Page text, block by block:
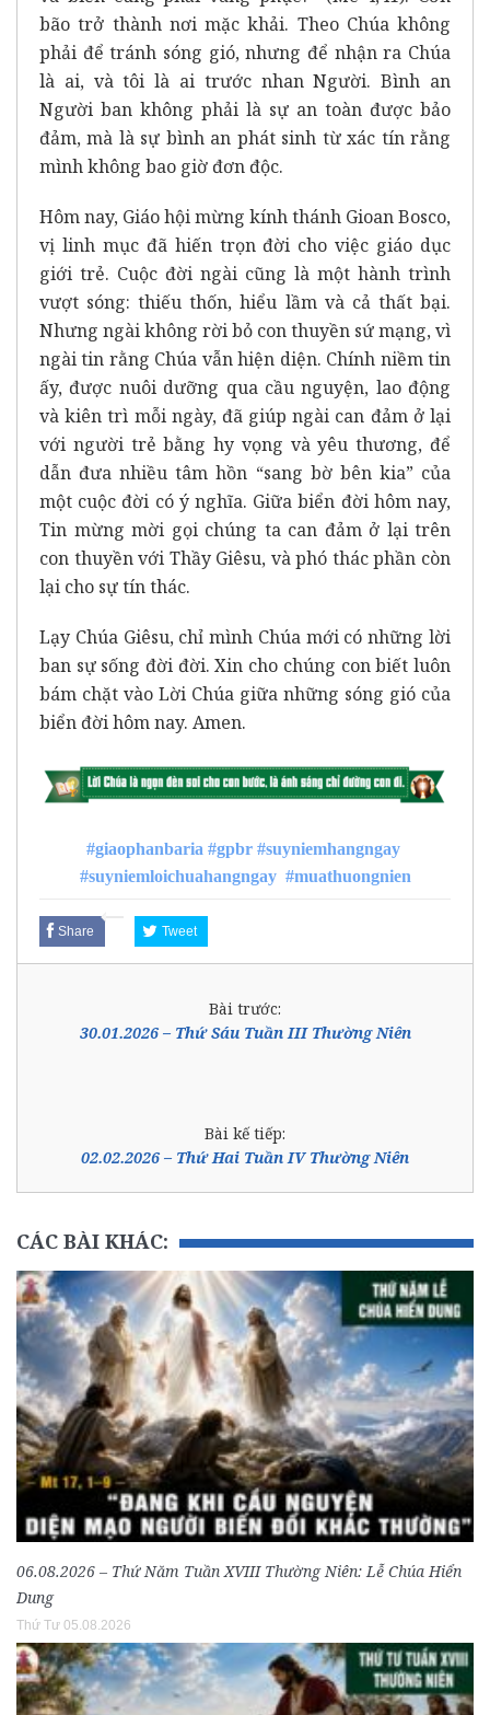
bão trở thành nơi mặc khải. Theo Chúa không
phải để tránh sóng gió, nhưng để nhận ra Chúa
là ai, và tôi là ai trước nhan Người. Bình an
Người ban không phải là sự an toàn được bảo
đảm, mà là sự bình an phát sinh từ xác tín rằng
mình không bao giờ đơn độc.
Hôm nay, Giáo hội mừng kính thánh Gioan Bosco,
vị linh mục đã hiến trọn đời cho việc giáo dục
giới trẻ. Cuộc đời ngài cũng là một hành trình
vượt sóng: thiếu thốn, hiểu lầm và cả thất bại.
Nhưng ngài không rời bỏ con thuyền sứ mạng, vì
ngài tin rằng Chúa vẫn hiện diện. Chính niềm tin
ấy, được nuôi dưỡng qua cầu nguyện, lao động
và kiên trì mỗi ngày, đã giúp ngài can đảm ở lại
với người trẻ bằng hy vọng và yêu thương, để
dẫn đưa nhiều tâm hồn “sang bờ bên kia” của
một cuộc đời có ý nghĩa. Giữa biển đời hôm nay,
Tin mừng mời gọi chúng ta can đảm ở lại trên
con thuyền với Thầy Giêsu, và phó thác phần còn
lại cho sự tín thác.
Lạy Chúa Giêsu, chỉ mình Chúa mới có những lời
ban sự sống đời đời. Xin cho chúng con biết luôn
bám chặt vào Lời Chúa giữa những sóng gió của
biển đời hôm nay. Amen.
#giaophanbaria #gpbr #suyniemhangngay
#suyniemloichuahangngay #muathuongnien
Share Tweet
Bài trước:
30.01.2026 – Thứ Sáu Tuần III Thường Niên
Bài kế tiếp:
02.02.2026 – Thứ Hai Tuần IV Thường Niên
CÁC BÀI KHÁC:
06.08.2026 – Thứ Năm Tuần XVIII Thường Niên: Lễ Chúa Hiển
Dung
Thứ Tư 05.08.2026